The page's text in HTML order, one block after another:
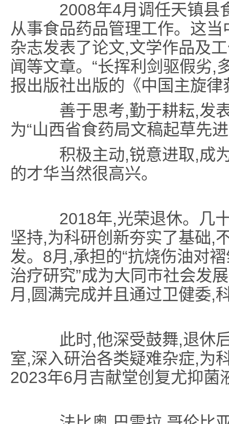
2008年4月调任天镇县
从事食品药品管理工作。这
杂志发表了论文,文学作品及
闻等文章。“长挥利剑驱假劣,
报出版社出版的《中国主旋
善于思考,勤于耕耘,发表
为“山西省食药局文稿起草先
积极主动,锐意进取,成为
的才华当然很高兴。
2018年,光荣退休。几十
坚持,为科研创新夯实了基础,
发。8月,承担的“抗烧伤油对
治疗研究”成为大同市社会发
月,圆满完成并且通过卫健委,
此时,他深受鼓舞,退休后
室,深入研治各类疑难杂症,为
2023年6月吉献堂创复尤抑菌